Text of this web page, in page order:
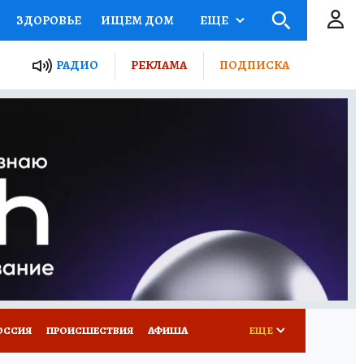
ЗДОРОВЬЕ ИЩЕМ ДОМ
ПРОЕКТЫ РОССИИ
ПУТЕВОДИТЕЛЬ
ПОТРЕБИТЕЛЯ
ЕЩЕ
РАДИО РЕКЛАМА ПОДПИСКА
ПРОИСШЕСТВИЯ АФИША ЕЩЕ